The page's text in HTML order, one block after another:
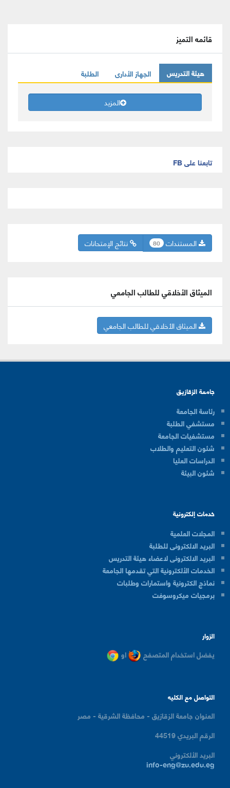
قائمه التميز
هيئة التدريس الجهاز الأدارى الطلبة
المزيد
تابعنا على FB
نتائج الإمتحانات المستندات 80
الميثاق الأخلاقي للطالب الجامعي
الميثاق الأخلاقي للطالب الجامعي
جامعة الزقازيق
رئاسة الجامعة
مستشفي الطلبة
مستشفيات الجامعة
شئون التعليم والطلاب
الدراسات العليا
شئون البيئة
خدمات إلكترونية
المجلات العلمية
البريد الالكترونى للطلبة
البريد الالكترونى لاعضاء هيئة التدريس
الخدمات الألكترونية التي تقدمها الجامعة
نماذج الكترونية واستمارات وطلبات
برمجيات ميكروسوفت
الزوار
يفضل استخدام المتصفح او
التواصل مع الكليه
العنوان جامعة الزقازيق - محافظة الشرقية - مصر
الرقم البريدي44519
البريد الألكتروني
info-eng@zu.edu.eg